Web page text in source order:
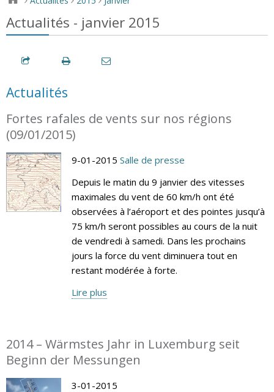
Actualités - janvier 2015
Actualités
Fortes rafales de vents sur nos régions
(09/01/2015)
9-01-2015 Salle de presse
Depuis le matin du 9 janvier des vitesses
maximales du vent de 60 km/h ont été
observées à l’aéroport et des pointes jusqu’à
75 km/h seront possibles au cours de la nuit
de vendredi à samedi. Dans les prochains
jours la force du vent diminuera tout en
restant modérée à forte.
Lire plus
2014 – Wärmstes Jahr in Luxemburg seit
Beginn der Messungen
3-01-2015